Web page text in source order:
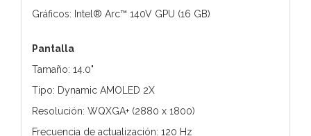
Gráficos: Intel® Arc™ 140V GPU (16 GB)
Pantalla
Tamaño: 14.0"
Tipo: Dynamic AMOLED 2X
Resolución: WQXGA+ (2880 x 1800)
Frecuencia de actualización: 120 Hz